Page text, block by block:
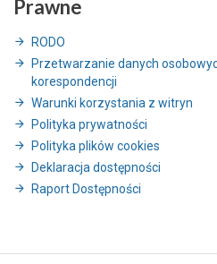
Prawne
RODO
Przetwarzanie danych
korespondencji
Warunki korzystania z witryn
Polityka prywatności
Polityka plików cookies
Deklaracja dostępności
Raport Dostępności